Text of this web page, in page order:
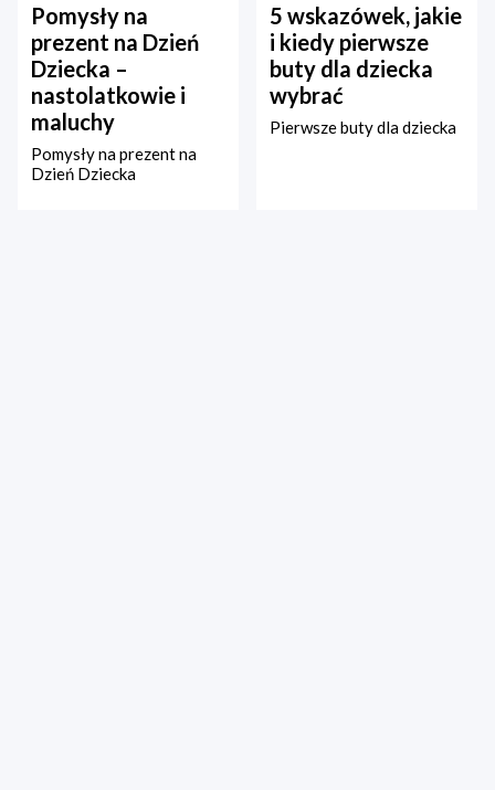
Pomysły na
prezent na Dzień
Dziecka –
nastolatkowie i
maluchy
Pomysły na prezent na
Dzień Dziecka
5 wskazówek, jakie
i kiedy pierwsze
buty dla dziecka
wybrać
Pierwsze buty dla dziecka